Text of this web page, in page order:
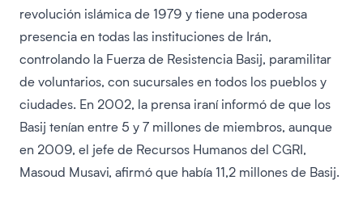
revolución islámica de 1979 y tiene una poderosa
presencia en todas las instituciones de Irán,
controlando la Fuerza de Resistencia Basij, paramilitar
de voluntarios, con sucursales en todos los pueblos y
ciudades. En 2002, la prensa iraní informó de que los
Basij tenían entre 5 y 7 millones de miembros, aunque
en 2009, el jefe de Recursos Humanos del CGRI,
Masoud Musavi, afirmó que había 11,2 millones de Basij.